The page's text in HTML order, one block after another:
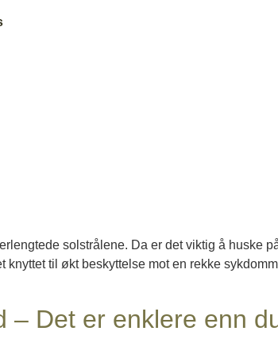
solstrålene. Da er det viktig å huske
knyttet til økt beskyttelse mot en rekke
– Det er enklere enn